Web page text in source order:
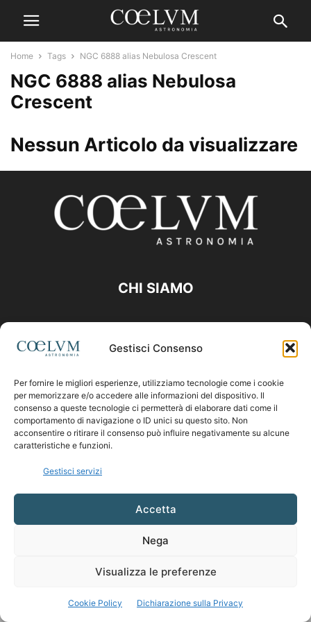
Gestisci Consenso
Per fornire le migliori esperienze, utilizziamo tecnologie come i cookie
per memorizzare e/o accedere alle informazioni del dispositivo. Il
consenso a queste tecnologie ci permetterà di elaborare dati come il
comportamento di navigazione o ID unici su questo sito. Non
acconsentire o ritirare il consenso può influire negativamente su alcune
caratteristiche e funzioni.
Gestisci servizi
Accetta
Nega
Visualizza le preferenze
Cookie Policy Dichiarazione sulla Privacy
Home Tags NGC 6888 alias Nebulosa Crescent
NGC 6888 alias Nebulosa
Crescent
Nessun Articolo da visualizzare
CHI SIAMO